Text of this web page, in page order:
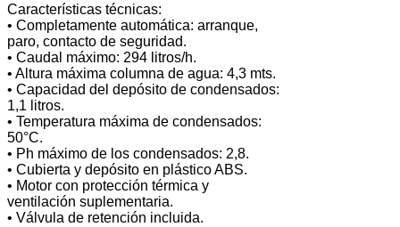
Características técnicas:
• Completamente automática: arranque,
paro, contacto de seguridad.
• Caudal máximo: 294 litros/h.
• Altura máxima columna de agua: 4,3 mts.
• Capacidad del depósito de condensados:
1,1 litros.
• Temperatura máxima de condensados:
50°C.
• Ph máximo de los condensados: 2,8.
• Cubierta y depósito en plástico ABS.
• Motor con protección térmica y
ventilación suplementaria.
• Válvula de retención incluida.